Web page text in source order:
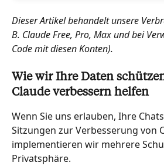
Dieser Artikel behandelt unsere
B. Claude Free, Pro, Max und bei
Code mit diesen Konten).
Wie wir Ihre Daten
Claude verbessern helfen
Wenn Sie uns erlauben, Ihre
Sitzungen zur Verbesserung von
implementieren wir mehrere
Privatsphäre.